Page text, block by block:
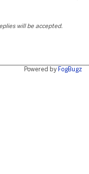
will be accepted.
Powered by FogBugz